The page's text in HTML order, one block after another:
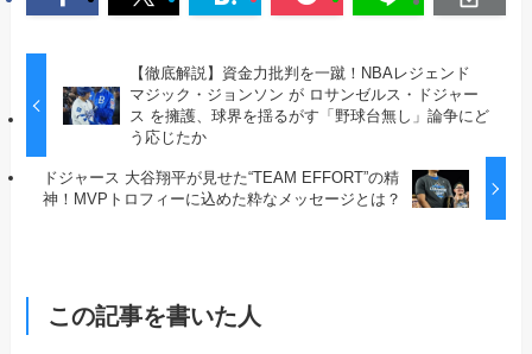
【徹底解説】資金力批判を一蹴！NBAレジェンド
マジック・ジョンソン が ロサンゼルス・ドジャー
ス を擁護、球界を揺るがす「野球台無し」論争にど
う応じたか
ドジャース 大谷翔平が見せた“TEAM EFFORT”の精
神！MVPトロフィーに込めた粋なメッセージとは？
この記事を書いた人